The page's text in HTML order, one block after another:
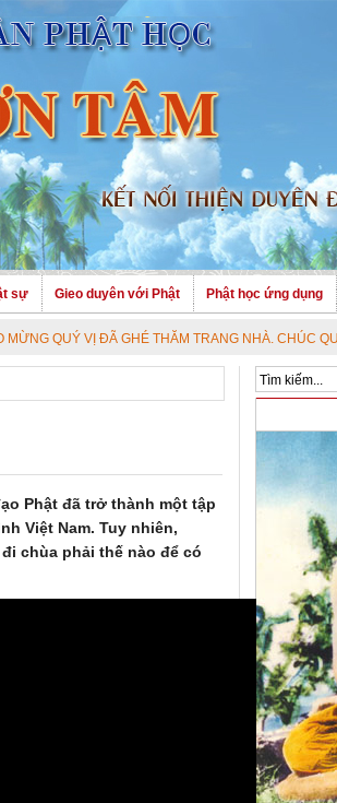
sự Gieo duyên với Phật Phật học ứng dụng
VỊ ĐÃ GHÉ THĂM TRANG NHÀ. CHÚC QUÝ VỊ AN
Phật đã trở thành một tập
Việt Nam. Tuy nhiên,
chùa phải thế nào để có